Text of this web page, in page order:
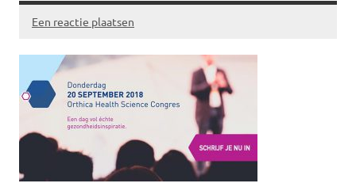
Een reactie plaatsen